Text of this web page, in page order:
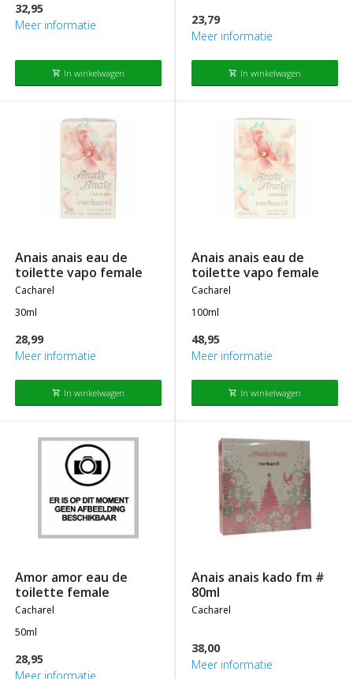
32,95
Meer informatie
shopping_cart In winkelwagen
23,79
Meer informatie
shopping_cart In winkelwagen
anais anais eau de
toilette vapo female
cacharel
30ml
28,99
Meer informatie
shopping_cart In winkelwagen
anais anais eau de
toilette vapo female
cacharel
100ml
48,95
Meer informatie
shopping_cart In winkelwagen
amor amor eau de
toilette female
cacharel
50ml
28,95
Meer informatie
anais anais kado fm #
80ml
cacharel
38,00
Meer informatie